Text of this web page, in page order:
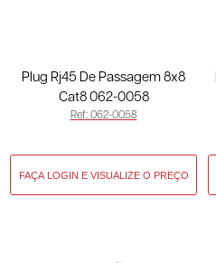
Plug Rj45 De Passagem 8x8
Cat8 062-0058
Ref: 062-0058